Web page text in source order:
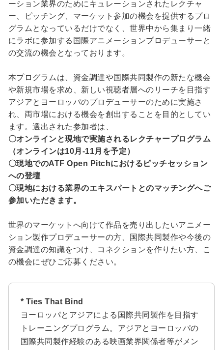
ーション業界のためにキュレーションされたレクチャ
ー、ピッチング、マーケット参加の機会を提供するプロ
グラムとなっているだけでなく、世界中から集まり一緒
にラボに参加する国際アニメーションプロデューサーと
の交流の機会となっております。
本プログラムは、資金調達や国際共同製作の新たな機会
や新規市場を求め、新しい視聴者層へのリーチを目指す
アジアとヨーロッパのプロデューサーのために実施さ
れ、両市場における機会を創出することを目的としてい
ます。選出された参加者は、
〇オンラインと現地で実施されるレクチャープログラム
（オンラインは10月-11月を予定）
〇現地でのATF Open Pitchにおけるピッチセッション
への登壇
〇現地における業界のエキスパートとのマッチングへご
参加いただきます。
世界のマーケットへ向けて作品を売り出したいアニメー
ション製作プロデューサーの方、国際共同製作や今後の
資金調達の知識をつけ、コネクションを作りたい方、こ
の機会にぜひご応募ください。
* Ties That Bind
ヨーロッパとアジアによる国際共同製作を目指す
トレーニングプログラム。アジアとヨーロッパの
国際共同製作経験のある映画業界関係者等がメン